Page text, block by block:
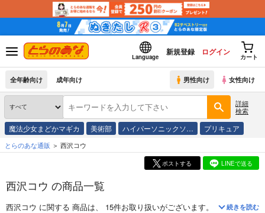
Language
新規登録 ログイン
カート
全年齢向け 成年向け 男性向け 女性向け
詳細
検索
魔法少女まどかマギカ 美術部 ハイパーソニックソ… プリキュア
とらのあな通販 西沢コウ
ポストする LINEで送る
西沢コウ の商品一覧
西沢コウ に関する 商品は、 15件お取り扱いがございます。 「SMALL
続きを読む